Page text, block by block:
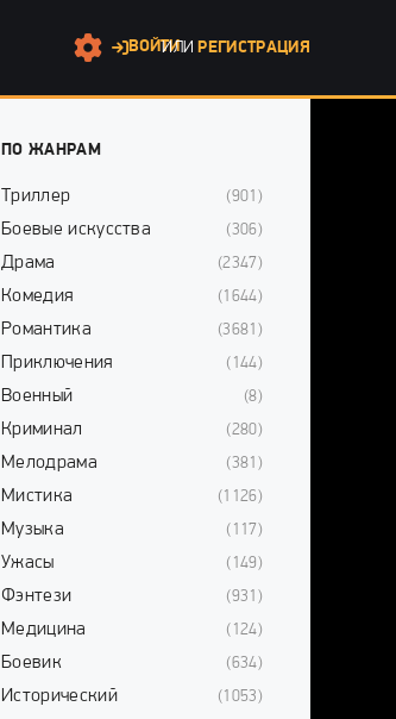
ВОЙТИ
ИЛИ РЕГИСТРАЦИЯ
ПО ЖАНРАМ
Триллер (901)
Боевые искусства (306)
Драма (2347)
Комедия (1644)
Романтика (3681)
Приключения (144)
Военный (8)
Криминал (280)
Мелодрама (381)
Мистика (1126)
Музыка (117)
Ужасы (149)
Фэнтези (931)
Медицина (124)
Боевик (634)
Исторический (1053)